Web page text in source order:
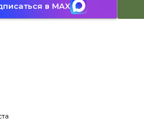
в MAX